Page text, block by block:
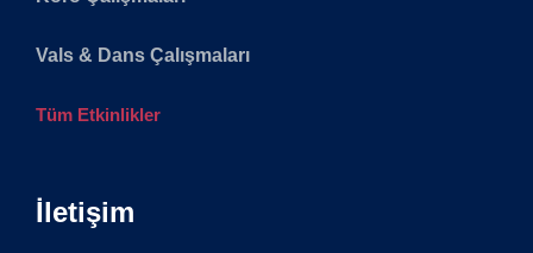
Vals & Dans Çalışmaları
Tüm Etkinlikler
İletişim